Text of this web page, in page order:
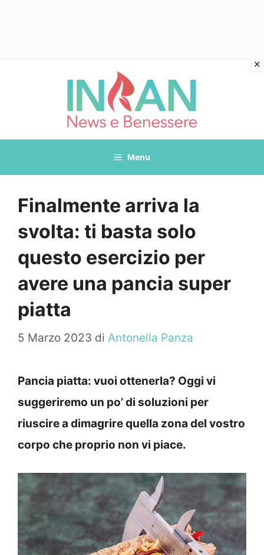
Menu
Finalmente arriva la
svolta: ti basta solo
questo esercizio per
avere una pancia super
piatta
5 Marzo 2023 di Antonella Panza
Pancia piatta: vuoi ottenerla? Oggi vi
suggeriremo un po’ di soluzioni per
riuscire a dimagrire quella zona del vostro
corpo che proprio non vi piace.